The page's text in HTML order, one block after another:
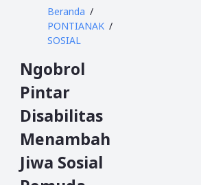
Beranda
PONTIANAK
SOSIAL
Ngobrol
Pintar
Disabilitas
Menambah
Jiwa Sosial